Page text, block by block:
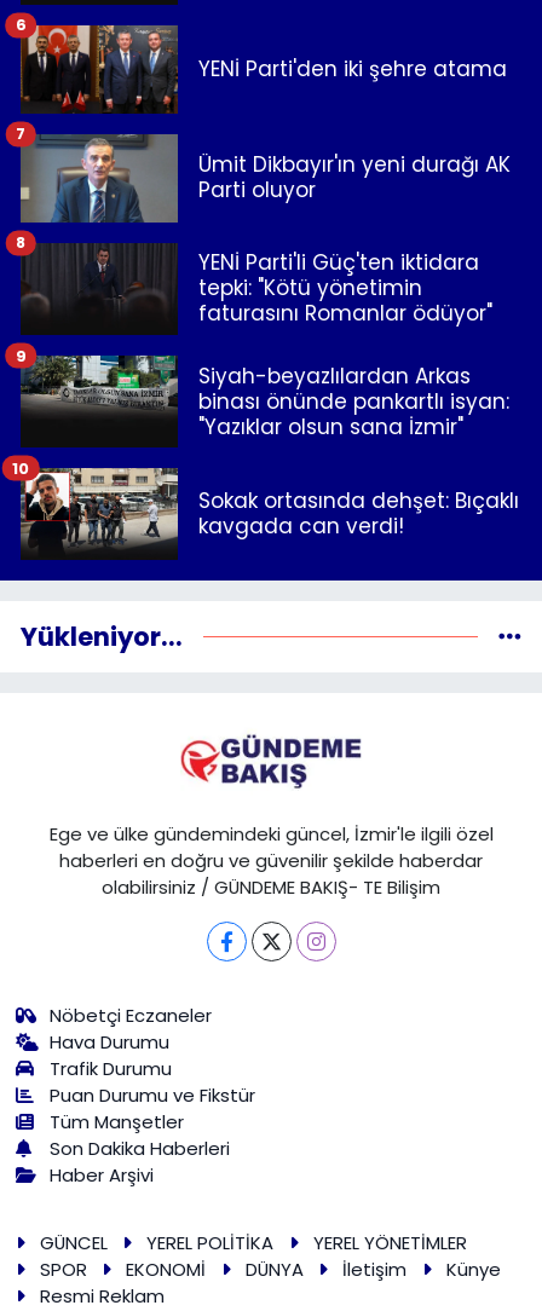
YENİ Parti'den iki şehre atama
6
Ümit Dikbayır'ın yeni durağı AK
Parti oluyor
7
YENİ Parti'li Güç'ten iktidara
tepki: "Kötü yönetimin
faturasını Romanlar ödüyor"
8
Siyah-beyazlılardan Arkas
binası önünde pankartlı isyan:
"Yazıklar olsun sana İzmir"
9
Sokak ortasında dehşet: Bıçaklı
kavgada can verdi!
10
Yükleniyor...
Ege ve ülke gündemindeki güncel, İzmir'le ilgili özel
haberleri en doğru ve güvenilir şekilde haberdar
olabilirsiniz / GÜNDEME BAKIŞ- TE Bilişim
Nöbetçi Eczaneler
Hava Durumu
Trafik Durumu
Puan Durumu ve Fikstür
Tüm Manşetler
Son Dakika Haberleri
Haber Arşivi
GÜNCEL YEREL POLİTİKA
YEREL YÖNETİMLER
SPOR
EKONOMİ DÜNYA İletişim
Künye
Resmi Reklam